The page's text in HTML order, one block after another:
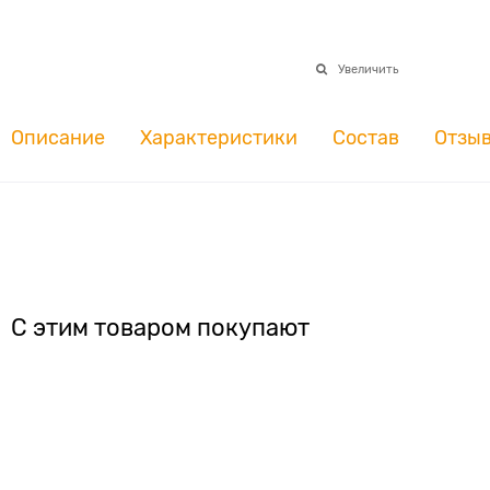
Увеличить
Описание Характеристики Состав
С этим товаром покупают